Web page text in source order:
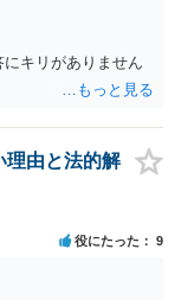
難だと思います。
ばならないかもし
キリがありません
理由と法的解
役にたった 9